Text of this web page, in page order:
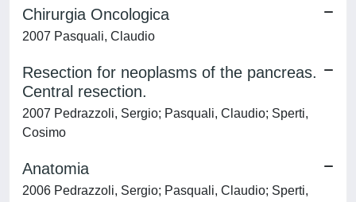
Chirurgia Oncologica
2007 Pasquali, Claudio
Resection for neoplasms of the pancreas.
Central resection.
2007 Pedrazzoli, Sergio; Pasquali, Claudio; Sperti,
Cosimo
Anatomia
2006 Pedrazzoli, Sergio; Pasquali, Claudio; Sperti,